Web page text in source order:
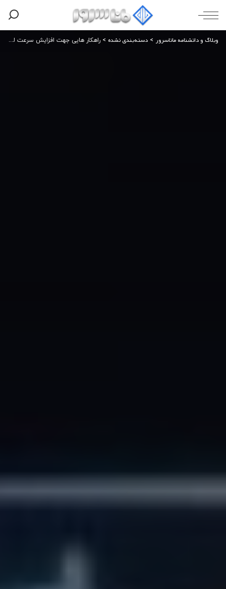
وبلاگ و دانشنامه ماناسرور > دسته‌بندی نشده > راهکار هایی جهت افزایش سرعت لود سایت های وردپرس